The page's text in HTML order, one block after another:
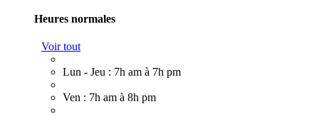
Heures normales
Voir tout
Lun - Jeu : 7h am à 7h pm
Ven : 7h am à 8h pm